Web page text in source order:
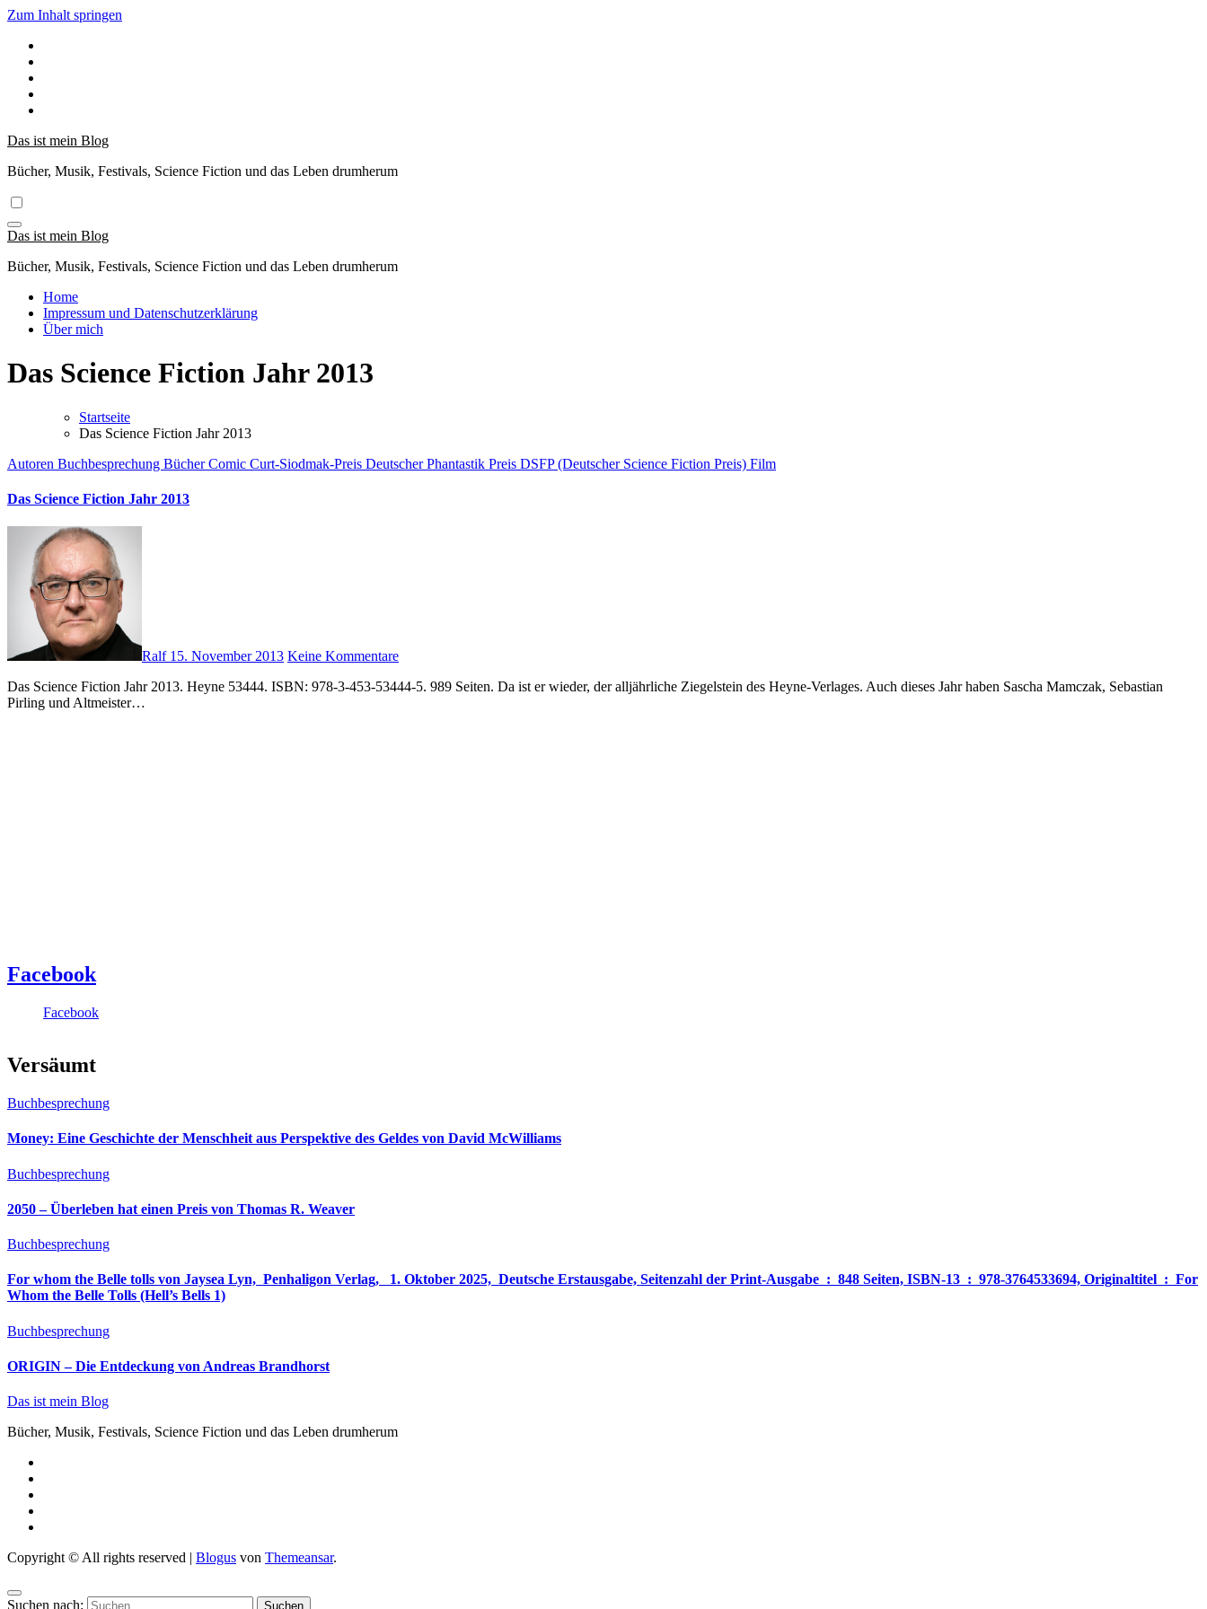
Zum Inhalt springen
Das ist mein Blog
Bücher, Musik, Festivals, Science Fiction und das Leben drumherum
Das ist mein Blog
Bücher, Musik, Festivals, Science Fiction und das Leben drumherum
Home
Impressum und Datenschutzerklärung
Über mich
Das Science Fiction Jahr 2013
Startseite
Das Science Fiction Jahr 2013
Autoren Buchbesprechung BücherComic Curt-Siodmak-Preis Deutscher Phantastik Preis DSFP (Deutscher Science Fiction Preis) Film
Das Science Fiction Jahr 2013
Ralf 15. November 2013 Keine Kommentare
Das Science Fiction Jahr 2013. Heyne 53444. ISBN: 978-3-453-53444-5. 989 Seiten. Da ist er wieder, der alljährliche Ziegelstein des Heyne-Verlages. Auch dieses Jahr haben Sascha Mamczak, Sebastian
Pirling und Altmeister…
Facebook
Facebook
Versäumt
Buchbesprechung
Money: Eine Geschichte der Menschheit aus Perspektive des Geldes von David McWilliams
Buchbesprechung
2050 – Überleben hat einen Preis von Thomas R. Weaver
Buchbesprechung
For whom the Belle tolls von Jaysea Lyn, ‎ Penhaligon Verlag, ‎ 1. Oktober 2025, ‎ Deutsche Erstausgabe, Seitenzahl der Print-Ausgabe ‏ : ‎ 848 Seiten, ISBN-13 ‏ : ‎ 978-3764533694, Originaltitel ‏ : ‎ For
Whom the Belle Tolls (Hell’s Bells 1)
Buchbesprechung
ORIGIN – Die Entdeckung von Andreas Brandhorst
Das ist mein Blog
Bücher, Musik, Festivals, Science Fiction und das Leben drumherum
Copyright © All rights reserved | Blogus von Themeansar.
Suchen nach: